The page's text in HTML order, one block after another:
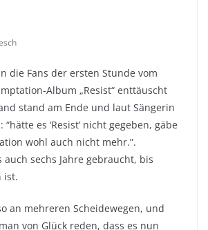
die Fans der ersten Stunde vom
Album „Resist“ enttäuscht
stand am Ende und laut Sängerin
es ‘Resist’ nicht gegeben, gäbe
wohl auch nicht mehr.”.
auch sechs Jahre gebraucht, bis
ist.
an mehreren Scheidewegen, und
von Glück reden, dass es nun